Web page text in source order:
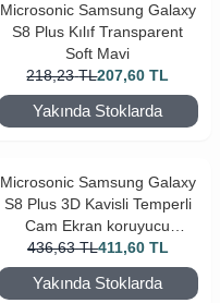
Microsonic Samsung Galaxy
S8 Plus Kılıf Transparent
Soft Mavi
218,23 TL207,60 TL
Yakında Stoklarda
Microsonic Samsung Galaxy
S8 Plus 3D Kavisli Temperli
Cam Ekran koruyucu
Kırılmaz Film Gold
436,63 TL411,60 TL
Yakında Stoklarda